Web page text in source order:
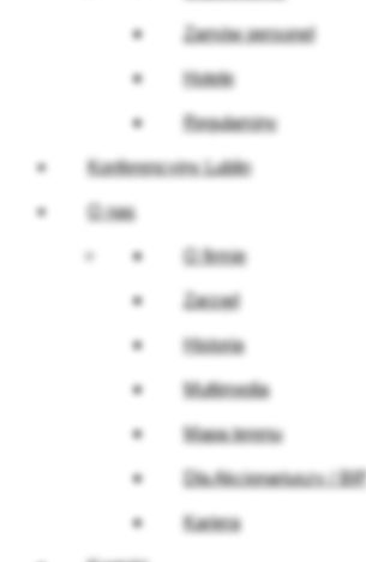
Zamów personel
Hotele
Regulaminy
Konferencyjny Lublin
O nas
O firmie
Zarząd
Historia
Multimedia
Mapa terenu
Dla Akcjonariuszy / BIP
Kariera